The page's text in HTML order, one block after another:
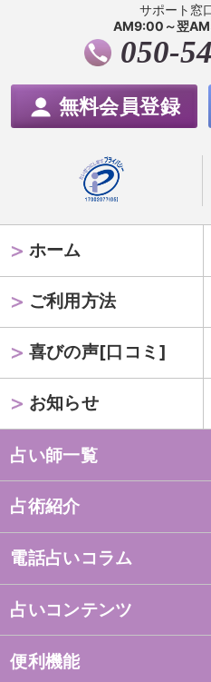
サポート窓
AM9:00～翌
050-
無料会員登録
ホーム
ご利用方法
喜びの声[口コミ]
お知らせ
占い師一覧
占術紹介
電話占いコラム
占いコンテンツ
便利機能